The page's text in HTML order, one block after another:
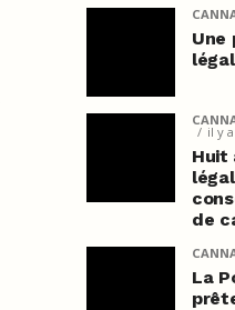
Une
il y
Huit
de
La